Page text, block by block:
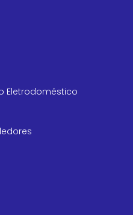
Eletrodoméstico